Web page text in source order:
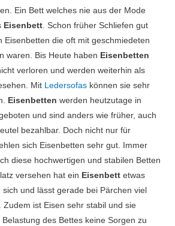
Ein Bett welches nie aus der Mode
Eisenbett. Schon früher Schliefen gut
Eisenbetten die oft mit geschmiedeten
waren. Bis Heute haben Eisenbetten
verloren und werden weiterhin als
Mit Ledersofas können sie sehr
Eisenbetten werden heutzutage in
und sind anders wie früher, auch
bezahlbar. Doch nicht nur für
sich Eisenbetten sehr gut. Immer
diese hochwertigen und stabilen Betten
versehen hat ein Eisenbett etwas
und lässt gerade bei Pärchen viel
Zudem ist Eisen sehr stabil und sie
des Bettes keine Sorgen zu